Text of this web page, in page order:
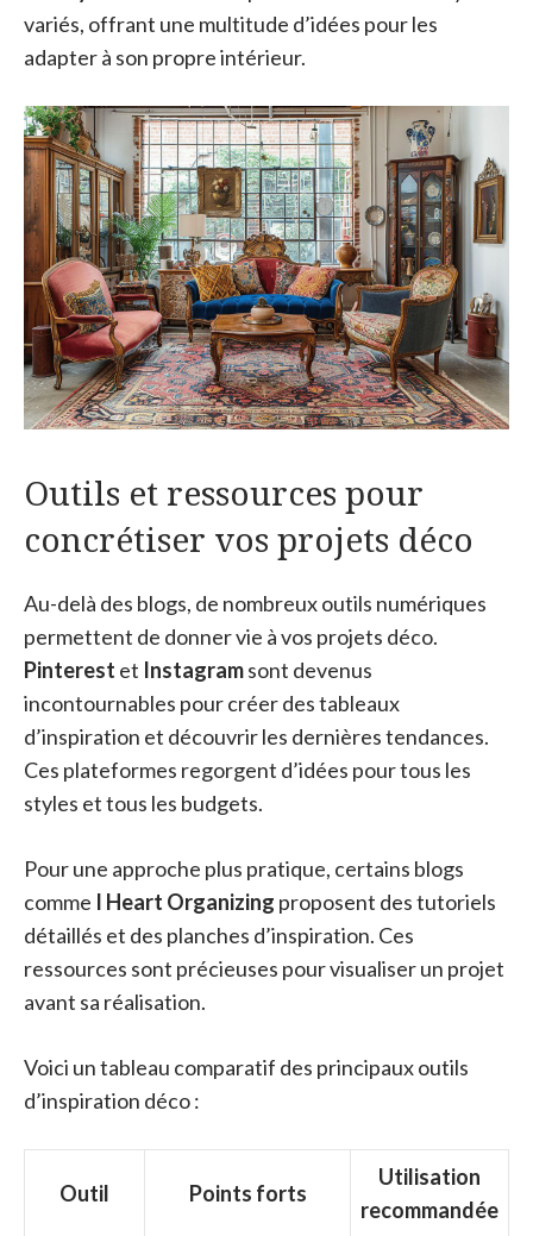
variés, offrant une multitude d’idées pour les
adapter à son propre intérieur.
Outils et ressources pour
concrétiser vos projets déco
Au-delà des blogs, de nombreux outils numériques
permettent de donner vie à vos projets déco.
Pinterest et Instagramsont devenus
incontournables pour créer des tableaux
d’inspiration et découvrir les dernières tendances.
Ces plateformes regorgent d’idées pour tous les
styles et tous les budgets.
Pour une approche plus pratique, certains blogs
comme I Heart Organizing proposent des tutoriels
détaillés et des planches d’inspiration. Ces
ressources sont précieuses pour visualiser un projet
avant sa réalisation.
Voici un tableau comparatif des principaux outils
d’inspiration déco :
Outil Points forts
Utilisation
recommandée